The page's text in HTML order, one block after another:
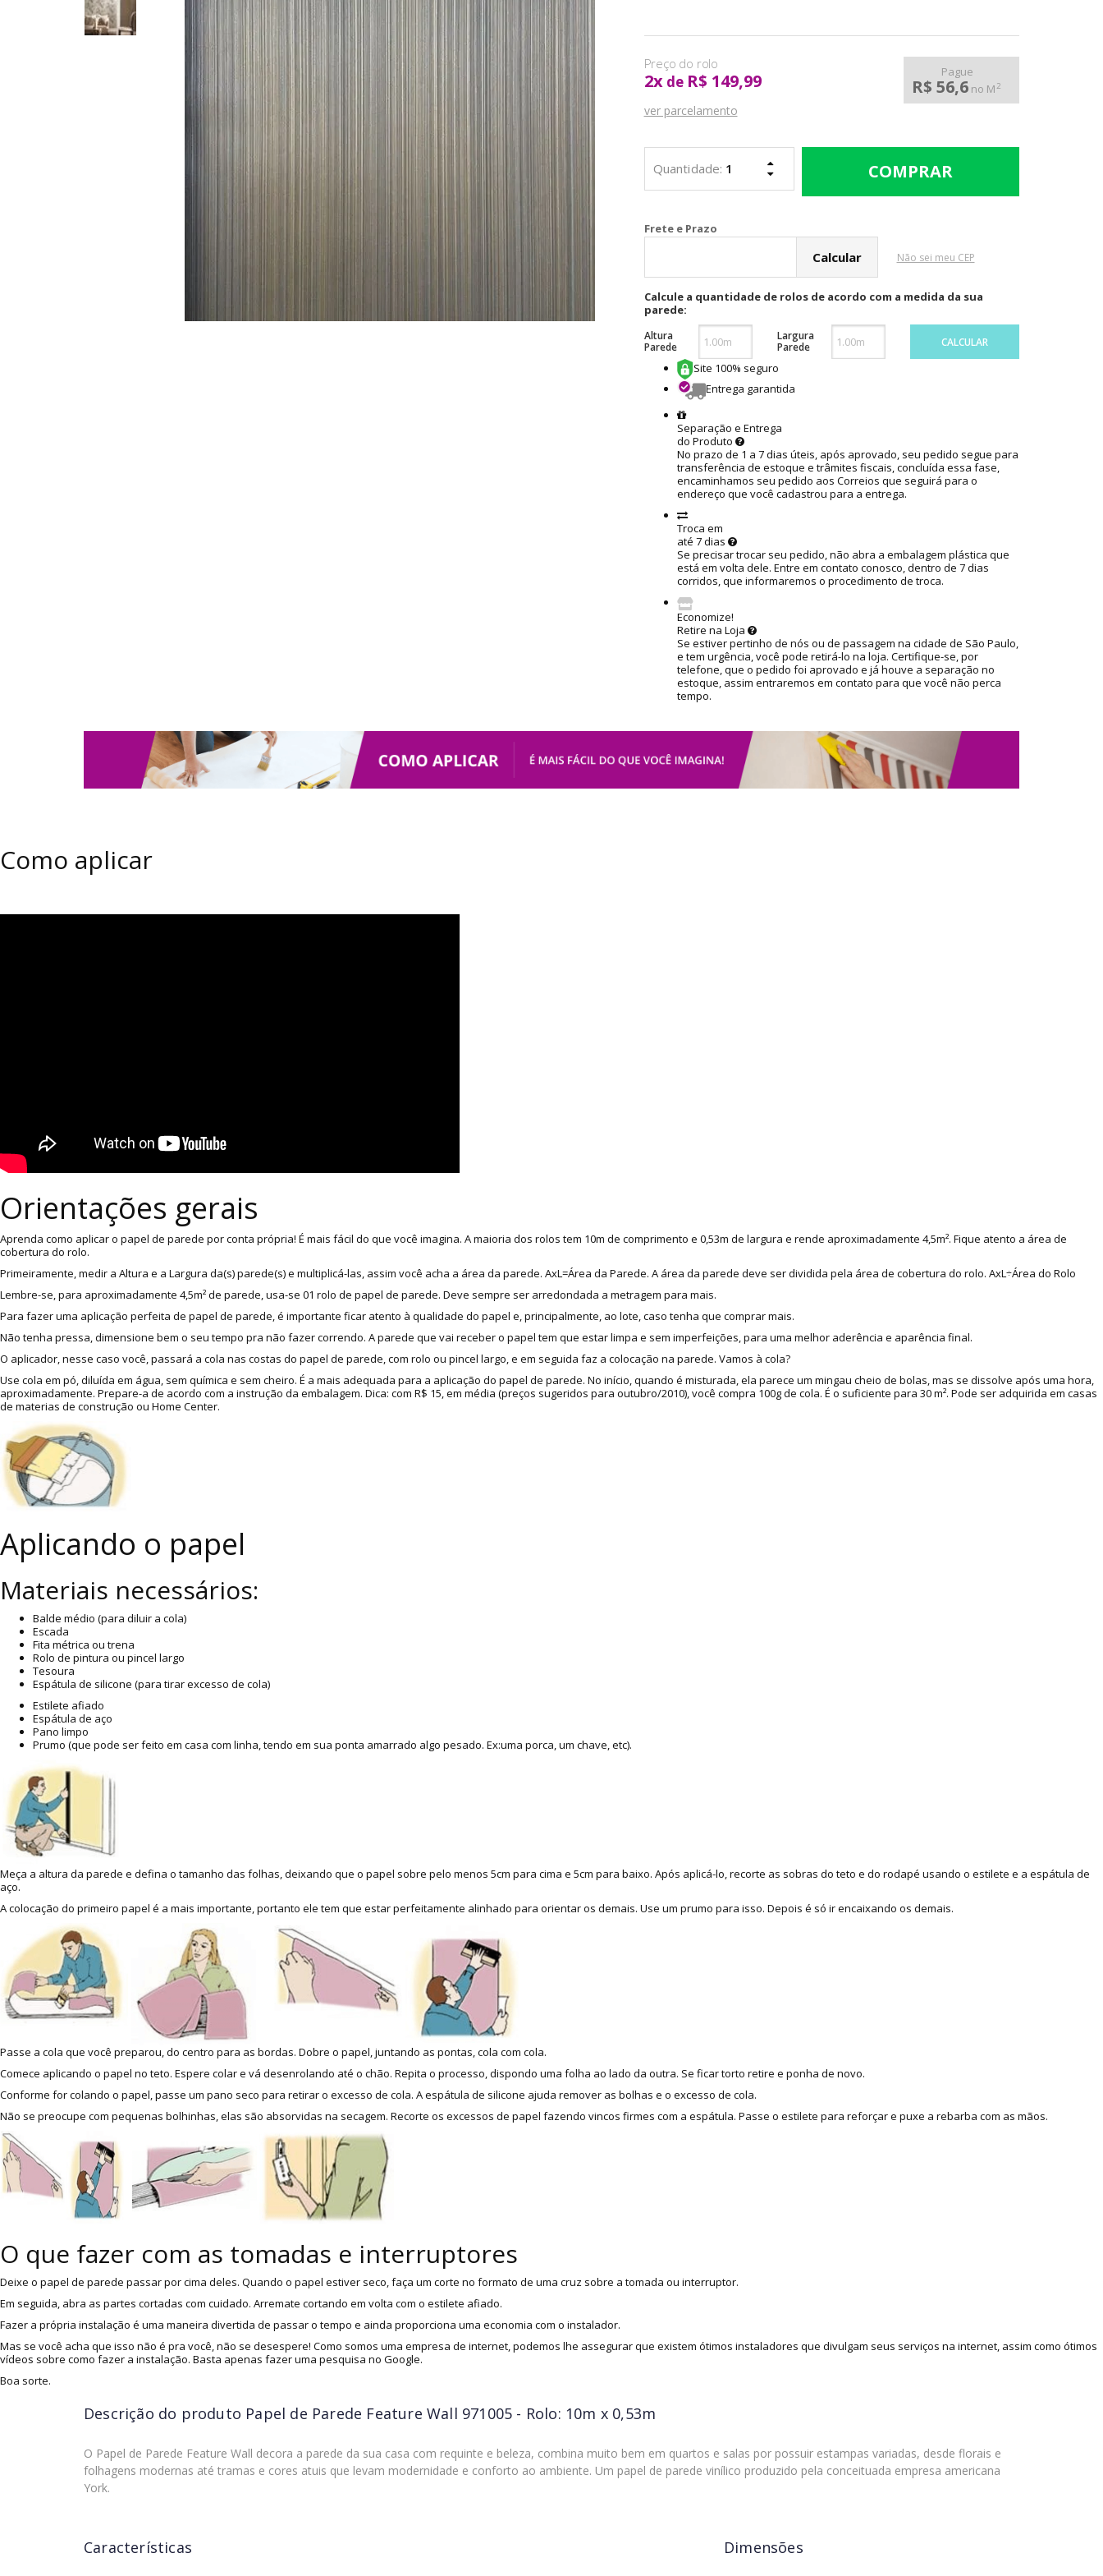
Parede
Internet 2xde R$ 149,99 Pague
R$ 56,6 no M2
ver parcelamento
Não sei meu CEP
Calcule a quantidade de rolos de acordo com a medida da sua
parede:
Altura
Parede
Largura
Parede
CALCULAR
Site 100% seguro
Entrega garantida
Separação e Entrega
do Produto
No prazo de 1 a 7 dias úteis, após aprovado, seu pedido segue para
transferência de estoque e trâmites fiscais, concluída essa fase,
encaminhamos seu pedido aos Correios que seguirá para o
endereço que você cadastrou para a entrega.
Troca em
até 7 dias
Se precisar trocar seu pedido, não abra a embalagem plástica que
está em volta dele. Entre em contato conosco, dentro de 7 dias
corridos, que informaremos o procedimento de troca.
Economize!
Retire na Loja
Se estiver pertinho de nós ou de passagem na cidade de São Paulo,
e tem urgência, você pode retirá-lo na loja. Certifique-se, por
telefone, que o pedido foi aprovado e já houve a separação no
estoque, assim entraremos em contato para que você não perca
tempo.
Como aplicar
Orientações gerais
Aprenda como aplicar o papel de parede por conta própria! É mais fácil do que você imagina. A maioria dos rolos tem 10m de comprimento e 0,53m de largura e rende aproximadamente 4,5m². Fique atento a área de
cobertura do rolo.
Primeiramente, medir a Altura e a Largura da(s) parede(s) e multiplicá-las, assim você acha a área da parede. AxL=Área da Parede. A área da parede deve ser dividida pela área de cobertura do rolo. AxL÷Área do Rolo
Lembre-se, para aproximadamente 4,5m² de parede, usa-se 01 rolo de papel de parede. Deve sempre ser arredondada a metragem para mais.
Para fazer uma aplicação perfeita de papel de parede, é importante ficar atento à qualidade do papel e, principalmente, ao lote, caso tenha que comprar mais.
Não tenha pressa, dimensione bem o seu tempo pra não fazer correndo. A parede que vai receber o papel tem que estar limpa e sem imperfeições, para uma melhor aderência e aparência final.
O aplicador, nesse caso você, passará a cola nas costas do papel de parede, com rolo ou pincel largo, e em seguida faz a colocação na parede. Vamos à cola?
Use cola em pó, diluída em água, sem química e sem cheiro. É a mais adequada para a aplicação do papel de parede. No início, quando é misturada, ela parece um mingau cheio de bolas, mas se dissolve após uma hora,
aproximadamente. Prepare-a de acordo com a instrução da embalagem. Dica: com R$ 15, em média (preços sugeridos para outubro/2010), você compra 100g de cola. É o suficiente para 30 m². Pode ser adquirida em casas
de materias de construção ou Home Center.
Aplicando o papel
Materiais necessários:
Balde médio (para diluir a cola)
Escada
Fita métrica ou trena
Rolo de pintura ou pincel largo
Tesoura
Espátula de silicone (para tirar excesso de cola)
Estilete afiado
Espátula de aço
Pano limpo
Prumo (que pode ser feito em casa com linha, tendo em sua ponta amarrado algo pesado. Ex:uma porca, um chave, etc).
Meça a altura da parede e defina o tamanho das folhas, deixando que o papel sobre pelo menos 5cm para cima e 5cm para baixo. Após aplicá-lo, recorte as sobras do teto e do rodapé usando o estilete e a espátula de
aço.
A colocação do primeiro papel é a mais importante, portanto ele tem que estar perfeitamente alinhado para orientar os demais. Use um prumo para isso. Depois é só ir encaixando os demais.
Passe a cola que você preparou, do centro para as bordas. Dobre o papel, juntando as pontas, cola com cola.
Comece aplicando o papel no teto. Espere colar e vá desenrolando até o chão. Repita o processo, dispondo uma folha ao lado da outra. Se ficar torto retire e ponha de novo.
Conforme for colando o papel, passe um pano seco para retirar o excesso de cola. A espátula de silicone ajuda remover as bolhas e o excesso de cola.
Não se preocupe com pequenas bolhinhas, elas são absorvidas na secagem. Recorte os excessos de papel fazendo vincos firmes com a espátula. Passe o estilete para reforçar e puxe a rebarba com as mãos.
O que fazer com as tomadas e interruptores
Deixe o papel de parede passar por cima deles. Quando o papel estiver seco, faça um corte no formato de uma cruz sobre a tomada ou interruptor.
Em seguida, abra as partes cortadas com cuidado. Arremate cortando em volta com o estilete afiado.
Fazer a própria instalação é uma maneira divertida de passar o tempo e ainda proporciona uma economia com o instalador.
Mas se você acha que isso não é pra você, não se desespere! Como somos uma empresa de internet, podemos lhe assegurar que existem ótimos instaladores que divulgam seus serviços na internet, assim como ótimos
vídeos sobre como fazer a instalação. Basta apenas fazer uma pesquisa no Google.
Boa sorte.
Descrição do produto Papel de Parede Feature Wall 971005 - Rolo: 10m x 0,53m
O Papel de Parede Feature Wall decora a parede da sua casa com requinte e beleza, combina muito bem em quartos e salas por possuir estampas variadas, desde florais e
folhagens modernas até tramas e cores atuis que levam modernidade e conforto ao ambiente. Um papel de parede vinílico produzido pela conceituada empresa americana
York.
Características Dimensões